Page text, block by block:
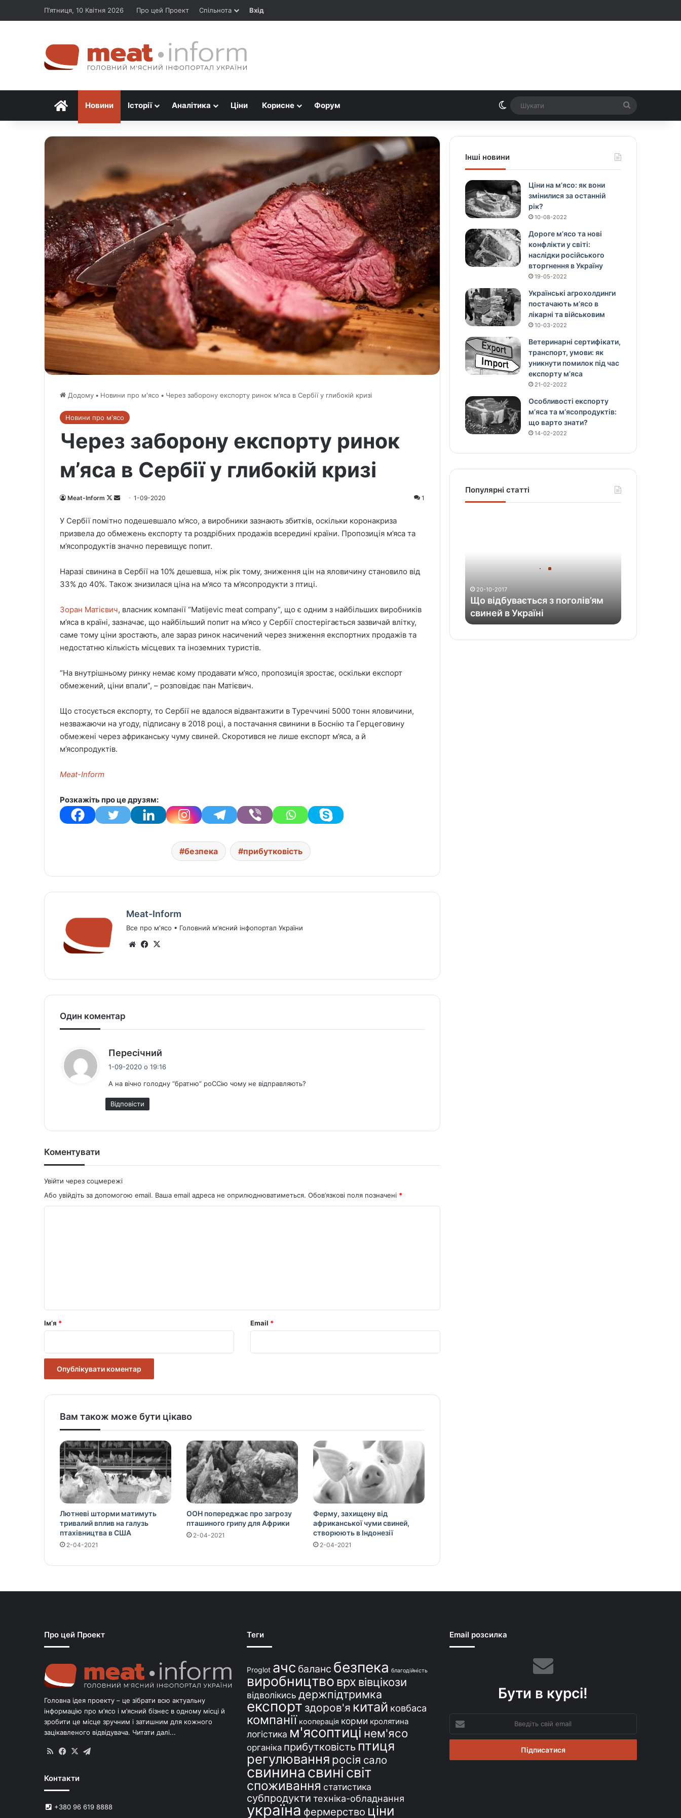
П’ятниця, 10 Квітня 2026 Про цей Проект Спільнота Вхід
ГоловнаНовини Історії Аналітика Ціни Корисне Форум Switch skin
Додому • Новини про м'ясо • Через заборону експорту ринок м’яса в Сербії у глибокій кризі
Новини про м'ясо
Через заборону експорту ринок
м’яса в Сербії у глибокій кризі
Meat-Inform
F
l
l
o
o
n
n
d
a
e
m
l
1-09-2020 1
У Сербії помітно подешевшало м’ясо, а виробники зазнають збитків, оскільки коронакриза
призвела до обмежень експорту та роздрібних продажів всередині країни. Пропозиція м’яса та
м’ясопродуктів значно перевищує попит.
Наразі свинина в Сербії на 10% дешевша, ніж рік тому, зниження цін на яловичину становило від
33% до 40%. Також знизилася ціна на м’ясо та м’ясопродукти з птиці.
Зоран Матієвич, власник компанії “Matijevic meat company”, що є одним з найбільших виробників
м’яса в країні, зазначає, що найбільший попит на м’ясо у Сербії спостерігається зазвичай влітку,
саме тому ціни зростають, але зараз ринок насичений через зниження експортних продажів та
недостатню кількість місцевих та іноземних туристів.
“На внутрішньому ринку немає кому продавати м’ясо, пропозиція зростає, оскільки експорт
обмежений, ціни впали”, – розповідає пан Матієвич.
Що стосується експорту, то Сербії не вдалося відвантажити в Туреччині 5000 тонн яловичини,
незважаючи на угоду, підписану в 2018 році, а постачання свинини в Боснію та Герцеговину
обмежені через африканську чуму свиней. Скоротився не лише експорт м’яса, а й
м’ясопродуктів.
Meat-Inform
Розкажіть про це друзям:
безпека прибутковість
Meat-Inform
Все про м'ясо • Головний м’ясний інфопортал України
We Fa
ok
Один коментар
Пересічний
з
1-09-2020 о 19:16
А на вічно голодну “братню” роССію чому не відправляють?
Відповіcти
Коментувати
Увійти через соцмережі
Або увійдіть за допомогою email. Ваша email адреса не оприлюднюватиметься. Обов’язкові поля позначені *
рІм’я * Email *
Вам також може бути цікаво
Лютневі шторми матимуть
тривалий вплив на галузь
птахівництва в США
2-04-2021
ООН попереджає про загрозу
пташиного грипу для Африки
2-04-2021
Ферму, захищену від
африканської чуми свиней,
створюють в Індонезії
2-04-2021
Інші новини
Ціни на м’ясо: як вони
змінилися за останній
рік?
10-08-2022
Дороге м’ясо та нові
конфлікти у світі:
наслідки російського
вторгнення в Україну
19-05-2022
Українські агрохолдинги
постачають м’ясо в
лікарні та військовим
10-03-2022
Ветеринарні сертифікати,
транспорт, умови: як
уникнути помилок під час
експорту м’яса
21-02-2022
Особливості експорту
м’яса та м’ясопродуктів:
що варто знати?
14-02-2022
Популярні статті
т
20-10-2017
Що відбувається з поголів’ям
свиней в Україні
Про цей Проект
Головна ідея проекту – це зібрати всю актуальну
інформацію про м’ясо і м’ясний бізнес в одному місці й
зробити це місце зручним і затишним для кожного
зацікавленого відвідувача. Читати далі...
RSS Facebook
X
Контакти
+380 96 619 8888
Теги
Proglot ачс баланс безпека благодійність
виробництво врх вівцікози
відволікись держпідтримка
експорт здоров'я китай ковбаса
компанії кооперація корми кролятина
логістика м'ясоптиці нем'ясо
органіка прибутковість птиця
регулювання росія сало
свинина свині світ
споживання статистика
субпродукти техніка-обладнання
україна фермерство ціни
Email розсилка
Бути в курсі!
свій
email